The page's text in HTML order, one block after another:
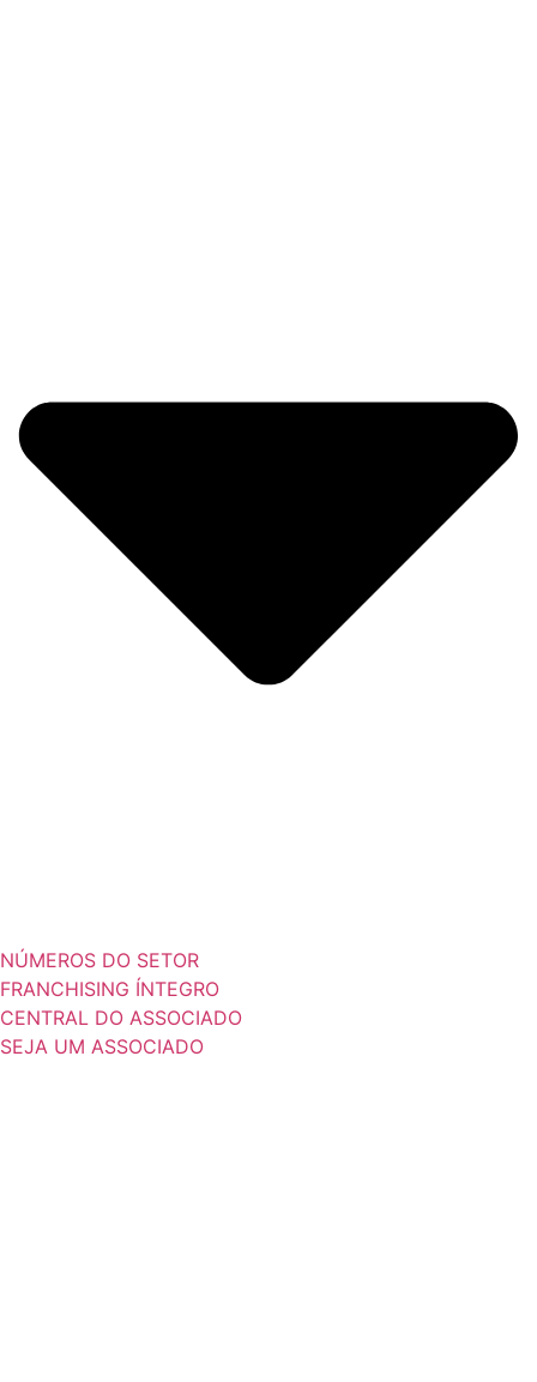
NÚMEROS DO SETOR
FRANCHISING ÍNTEGRO
CENTRAL DO ASSOCIADO
SEJA UM ASSOCIADO